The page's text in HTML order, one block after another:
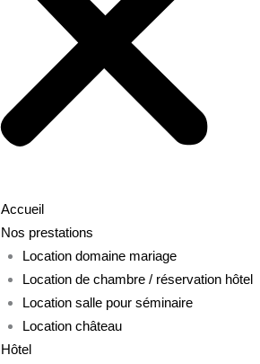
Accueil
Nos prestations
Location domaine mariage
Location de chambre / réservation hôtel
Location salle pour séminaire
Location château
Hôtel